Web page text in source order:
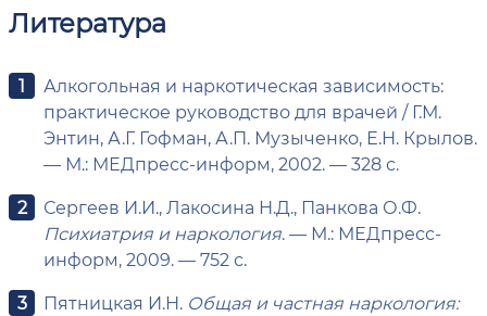
Литература
Алкогольная и наркотическая зависимость:
практическое руководство для врачей / Г.М.
Энтин, А.Г. Гофман, А.П. Музыченко, Е.Н. Крылов.
— М.: МЕДпресс-информ, 2002. — 328 с.
Сергеев И.И., Лакосина Н.Д., Панкова О.Ф.
Психиатрия и наркология. — М.: МЕДпресс-
информ, 2009. — 752 с.
Пятницкая И.Н. Общая и частная наркология: